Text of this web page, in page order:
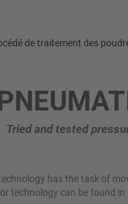
de traitement des
Tried and tested
has the task of
technology can be found